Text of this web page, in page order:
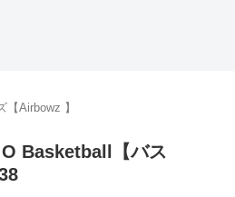
【Airbowz 】
Basketball【バス